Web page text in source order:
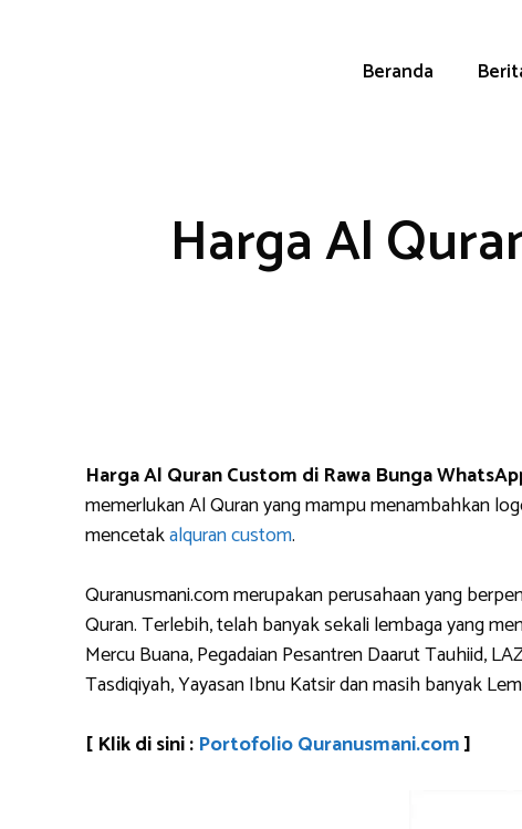
Beranda
Harga Al
Harga Al Quran Custom di Rawa Bunga
memerlukan Al Quran yang mampu menambahkan
mencetakalquran custom.
Quranusmani.com merupakan perusahaan yang
Quran. Terlebih, telah banyak sekali lembaga yang
Mercu Buana, Pegadaian Pesantren Daarut Tauhiid,
Tasdiqiyah, Yayasan Ibnu Katsir dan masih banyak
[ Klik di sini : Portofolio Quranusmani.com]